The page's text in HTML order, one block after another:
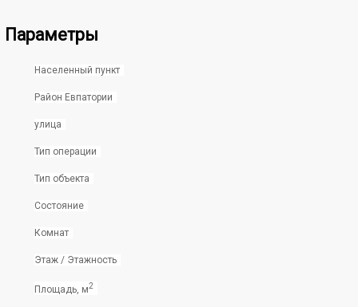
Параметры
Населенный пункт
Район Евпатории
улица
Тип операции
Тип объекта
Состояние
Комнат
Этаж / Этажность
Площадь, м2